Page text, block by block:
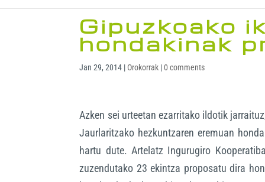
Gipuzkoako
hondakinak
Jan 29, 2014 | Orokorrak |0 comments
Azken sei urteetan ezarritako ildotik
Jaurlaritzako hezkuntzaren eremuan
hartu dute. Artelatz Ingurugiro
zuzendutako 23 ekintza proposatu dira